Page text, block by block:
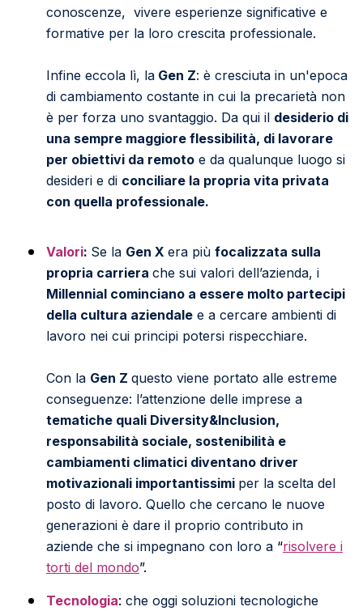
conoscenze, vivere esperienze significative e
formative per la loro crescita professionale.
Infine eccola lì, la Gen Z: è cresciuta in un'epoca
di cambiamento costante in cui la precarietà non
è per forza uno svantaggio. Da qui il desiderio di
una sempre maggiore flessibilità, di lavorare
per obiettivi da remoto e da qualunque luogo si
desideri e di conciliare la propria vita privata
con quella professionale.
Valori: Se la Gen X era più focalizzata sulla
propria carriera che sui valori dell’azienda, i
Millennial cominciano a essere molto partecipi
della cultura aziendale e a cercare ambienti di
lavoro nei cui principi potersi rispecchiare.
Con la Gen Z questo viene portato alle estreme
conseguenze: l’attenzione delle imprese a
tematiche quali Diversity&Inclusion,
responsabilità sociale, sostenibilità e
cambiamenti climatici diventano driver
motivazionali importantissimi per la scelta del
posto di lavoro. Quello che cercano le nuove
generazioni è dare il proprio contributo in
aziende che si impegnano con loro a “risolvere i
torti del mondo”.
Tecnologia: che oggi soluzioni tecnologiche